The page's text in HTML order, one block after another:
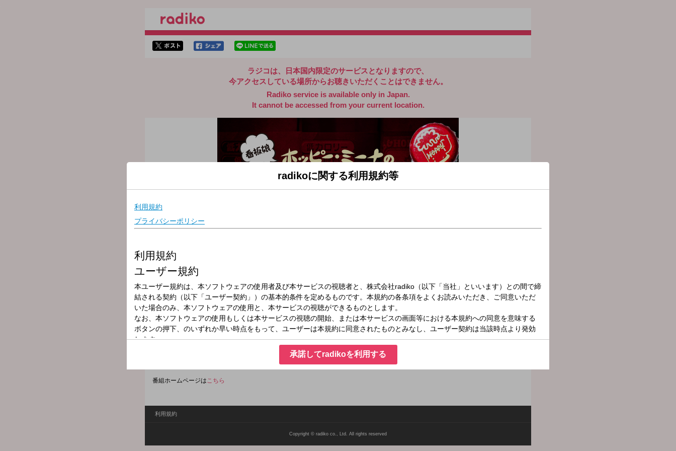
ラジコは、日本国内限定のサービスとなりますので、
今アクセスしている場所からお聴きいただくことはできません。
Radiko service is available only in Japan.
It cannot be accessed from your current location.
放送局
放送時間
2025年7月28日（月）21:57～22:00
番組名
看板娘ホッピー・ミーナのHOPPY HAPPY BAR
まもなく一日が終わろうという夜10時前。ホッと一息ついているアナタに向けて、ホッピーミーナが、明日の活力を充電するための秘訣
番組ホームページはこちら
利用規約
Copyright © radiko co., Ltd. All rights reserved
radikoに関する利用規約等
承諾してradikoを利用する